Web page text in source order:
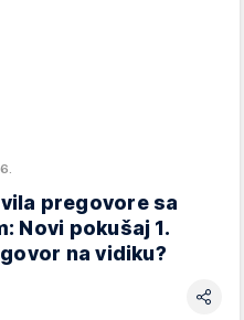
pregovore sa
Novi pokušaj 1.
na vidiku?